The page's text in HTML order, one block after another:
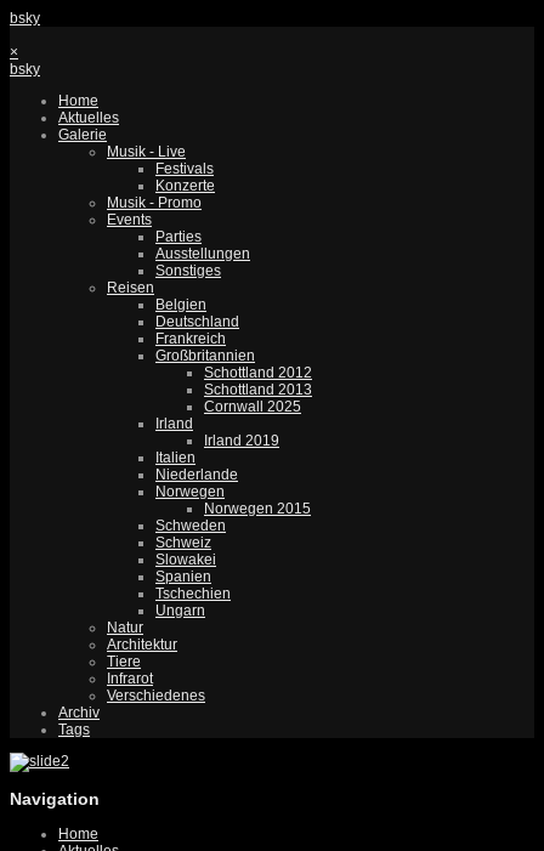
bsky
×
bsky
Home
Aktuelles
Galerie
Musik - Live
Festivals
Konzerte
Musik - Promo
Events
Parties
Ausstellungen
Sonstiges
Reisen
Belgien
Deutschland
Frankreich
Großbritannien
Schottland 2012
Schottland 2013
Cornwall 2025
Irland
Irland 2019
Italien
Niederlande
Norwegen
Norwegen 2015
Schweden
Schweiz
Slowakei
Spanien
Tschechien
Ungarn
Natur
Architektur
Tiere
Infrarot
Verschiedenes
Archiv
Tags
Navigation
Home